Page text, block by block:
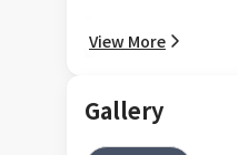
View More
Gallery